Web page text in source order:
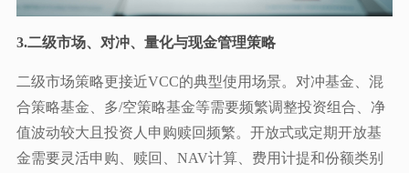
3.二级市场、对冲、量化与现金管理策略
二级市场策略更接近VCC的典型使用场景。对冲基金、混
合策略基金、多/空策略基金等需要频繁调整投资组合、净
值波动较大且投资人申购赎回频繁。开放式或定期开放基
金需要灵活申购、赎回、NAV计算、费用计提和份额类别